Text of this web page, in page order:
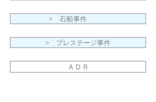
> 石船事件
> プレステージ事件
ＡＤＲ